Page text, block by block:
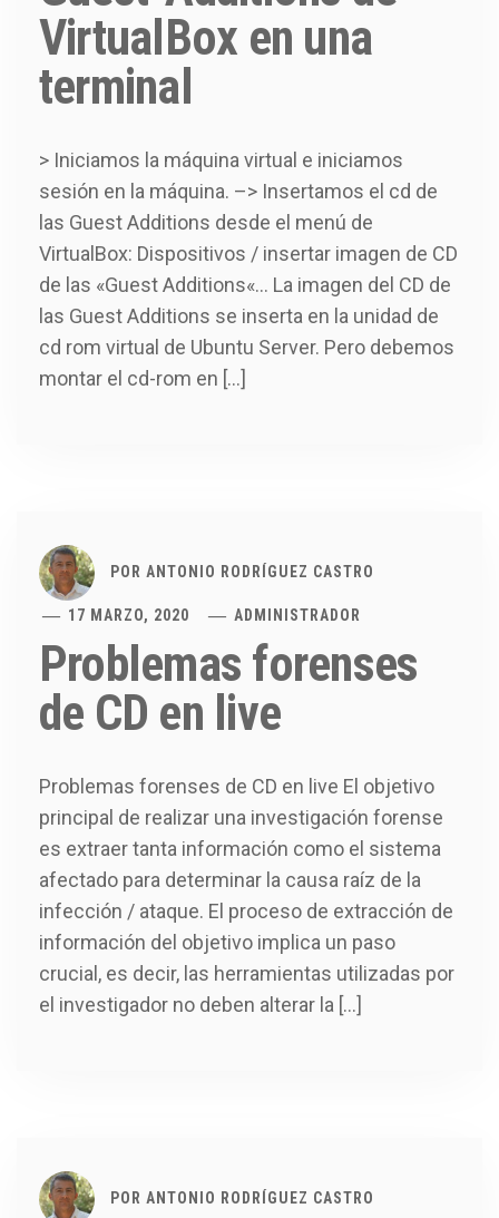
VirtualBox en una
terminal
> Iniciamos la máquina virtual e iniciamos
sesión en la máquina. –> Insertamos el cd de
las Guest Additions desde el menú de
VirtualBox: Dispositivos / insertar imagen de CD
de las «Guest Additions«… La imagen del CD de
las Guest Additions se inserta en la unidad de
cd rom virtual de Ubuntu Server. Pero debemos
montar el cd-rom en […]
POR ANTONIO RODRÍGUEZ CASTRO
17 MARZO, 2020 ADMINISTRADOR
Problemas forenses
de CD en live
Problemas forenses de CD en live El objetivo
principal de realizar una investigación forense
es extraer tanta información como el sistema
afectado para determinar la causa raíz de la
infección / ataque. El proceso de extracción de
información del objetivo implica un paso
crucial, es decir, las herramientas utilizadas por
el investigador no deben alterar la […]
POR ANTONIO RODRÍGUEZ CASTRO